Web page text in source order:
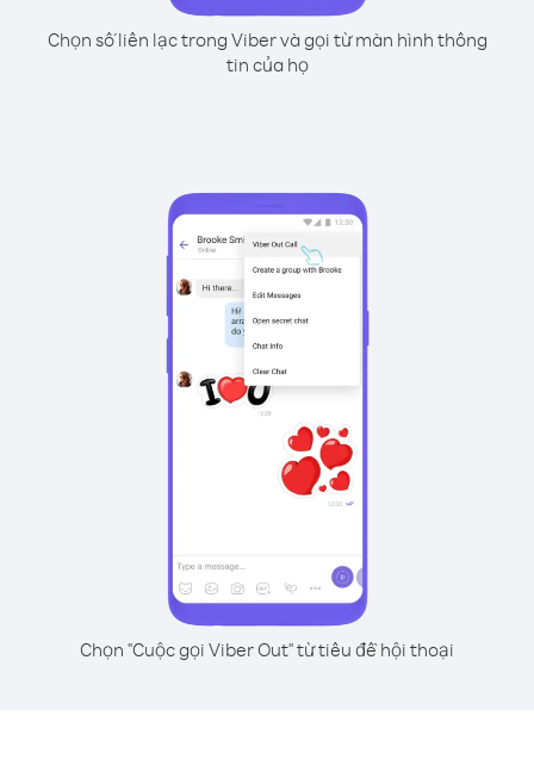
Chọn số liên lạc trong Viber và gọi từ màn hình thông
tin của họ
Chọn "Cuộc gọi Viber Out" từ tiêu đề hội thoại